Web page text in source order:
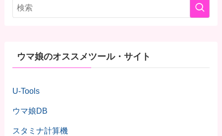
ウマ娘のオススメツール・サイト
U-Tools
ウマ娘DB
スタミナ計算機